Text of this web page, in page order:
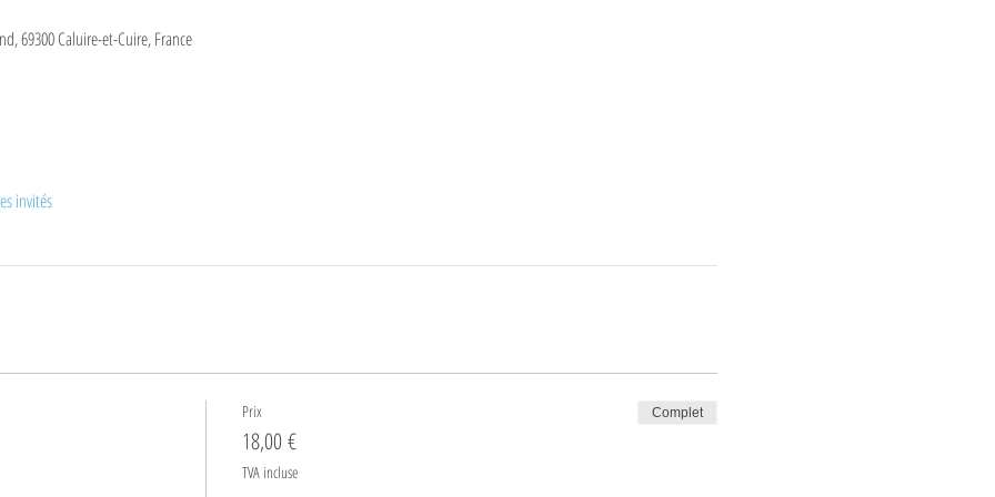
69300 Caluire-et-Cuire, France
invités
Prix
18,00 €
TVA incluse
Complet